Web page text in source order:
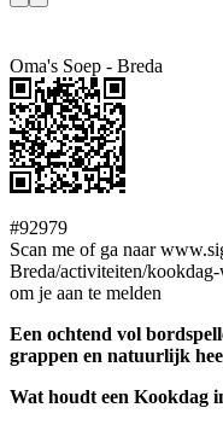
Oma's Soep - Breda
#92979
Scan me of ga naar
Breda/activiteiten/
om je aan te melden
Een ochtend vol
grappen en natuurlijk
Wat houdt een Kookdag